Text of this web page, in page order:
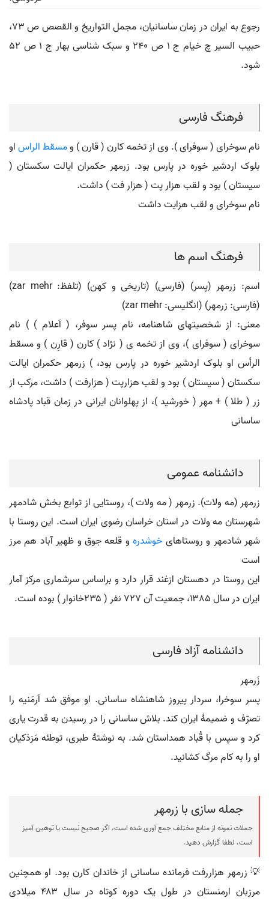
رجوع به ایران در زمان ساسانیان، مجمل التواریخ و القصص ص 73،
حبیب السیر چ خیام ج 1 ص 240 و سبک شناسی بهار ج 1 ص 52
شود.
فرهنگ فارسی
نام سوخرای ( سوفرای ). وی از تخمه کارن ( قارن ) ومسقط الراساو
بلوک اردشیر خوره در پارس بود. زرمهر حکمران ایالت سکستان (
سیستان ) بود و لقب هزار پت ( هزار فت ) داشت.
نام سوخرای و لقب هزایت داشت
فرهنگ اسم ها
اسم: زرمهر (پسر) (فارسی) (تاریخی و کهن) (تلفظ: zar mehr)
(فارسی: زرمهر) (انگلیسی: zar mehr)
معنی: از شخصیتهای شاهنامه، نام پسر سوفر، ( اَعلام ) ) نام
سوخرای ( سوفرای )، وی از تخمه ی ( نژاد ) کارن ( قارِن ) و مسقط
الرأس او بلوک اردشیر خوره در پارس بود، ) زرمهر حکمران ایالت
سکستان ( سیستان ) بود و لقب هزارپت ( هزارفت ) داشت، مرکب از
زر ( طلا ) + مهر ( خورشید )، از پهلوانان ایرانی در زمان قباد پادشاه
ساسانی
دانشنامه عمومی
زرمهر (مه ولات). زرمهر ( مه ولات )، روستایی از توابع بخش شادمهر
شهرستان مه ولات در استان خراسان رضوی ایران است. این روستا با
شهر شادمهر و روستاهای خوشدرهو قلعه جوق و ظهیر آباد هم مرز
است
این روستا در دهستان ازغند قرار دارد و براساس سرشماری مرکز آمار
ایران در سال ۱۳۸۵، جمعیت آن ۷۲۷ نفر ( ۲۳۵خانوار ) بوده است.
دانشنامه آزاد فارسی
زَرمهر
پسر سوخرا، سردار پیروز شاهنشاه ساسانی. او موفق شد اَرمَنیه را
تصرّف و ضمیمۀ ایران کند. بلاش ساسانی را در رسیدن به قدرت یاری
کرد و سپس با قُباد همداستان شد. به نوشتۀ طبری، توطئه مَزدَکیان
او را به کام مرگ کشانید.
جمله سازی با زرمهر
جملات نمونه از منابع مختلف جمع آوری شده است، اگر صحیح نیست یا توهین آمیز
است، لطفا گزارش دهید.
💡 زرمهر هزاررفت فرمانده ساسانی از خاندان کارن بود. او همچنین
مرزبان ارمنستان در طول یک دوره کوتاه در سال ۴۸۳ میلادی